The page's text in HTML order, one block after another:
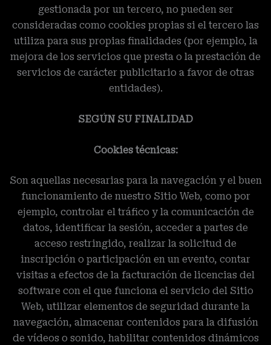
gestionada por un tercero, no pueden ser
consideradas como cookies propias si el tercero las
utiliza para sus propias finalidades (por ejemplo, la
mejora de los servicios que presta o la prestación de
servicios de carácter publicitario a favor de otras
entidades).
SEGÚN SU FINALIDAD
Cookies técnicas:
Son aquellas necesarias para la navegación y el buen
funcionamiento de nuestro Sitio Web, como por
ejemplo, controlar el tráfico y la comunicación de
datos, identificar la sesión, acceder a partes de
acceso restringido, realizar la solicitud de
inscripción o participación en un evento, contar
visitas a efectos de la facturación de licencias del
software con el que funciona el servicio del Sitio
Web, utilizar elementos de seguridad durante la
navegación, almacenar contenidos para la difusión
de vídeos o sonido, habilitar contenidos dinámicos